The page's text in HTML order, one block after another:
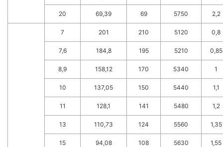
20 69,39 69 5750 2,2
7 201 210 5120 0,8
7,6 184,8 195 5210 0,85
8,9 158,12 170 5340 1
10 137,05 150 5440 1,1
11 128,1 141 5480 1,2
13 110,73 124 5560 1,35
15 94,08 108 5630 1,55